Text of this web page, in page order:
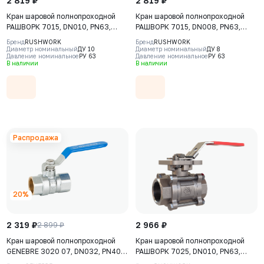
Кран шаровой полнопроходной
РАШВОРК 7015, DN010, PN63,
корпус - CF8M, шар - AISI316,
уплотнение шара - PTFE, ВР/ВР,
двухсоставной, ISO 5211, F03,
БрендRUSHWORK
Диаметр номинальныйДУ 10
Давление номинальноеРУ 63
В наличии
Кран шаровой полнопроходной
РАШВОРК 7015, DN008, PN63,
корпус - CF8M, шар - AISI316,
уплотнение шара - PTFE, ВР/ВР,
двухсоставной, ISO 5211, F03,
БрендRUSHWORK
Диаметр номинальныйДУ 8
Давление номинальноеРУ 63
В наличии
Распродажа
2 319 ₽2 899 ₽
20%
Кран шаровой полнопроходной
GENEBRE 3020 07, DN032, PN40,
корпус - латунь (CW617N), шар -
2 966 ₽
Кран шаровой полнопроходной
РАШВОРК 7025, DN010, PN63,
корпус - CF8M, шар - AISI316,